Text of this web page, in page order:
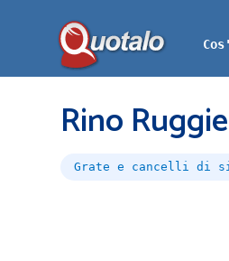
Rino
Grate e cancelli di